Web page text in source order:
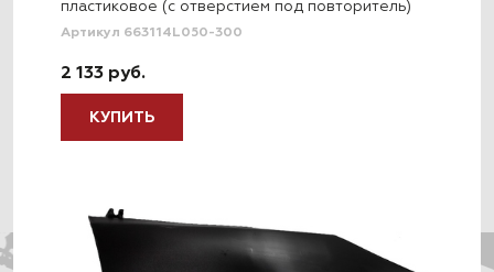
пластиковое (c отверстием под повторитель)
Артикул 663114L050-300
2 133 руб.
КУПИТЬ